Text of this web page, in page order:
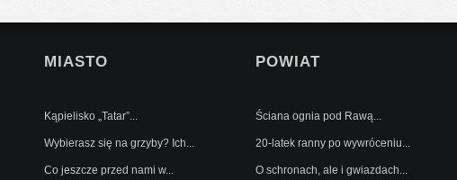
MIASTO
Kąpielisko „Tatar”...
Wybierasz się na grzyby? Ich...
Co jeszcze przed nami w...
POWIAT
Ściana ognia pod Rawą...
20-latek ranny po wywróceniu...
O schronach, ale i gwiazdach...